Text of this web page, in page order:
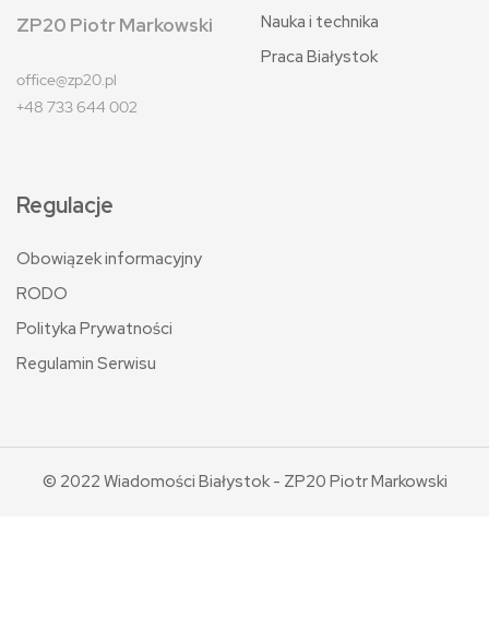
ZP20 Piotr Markowski
office@zp20.pl
+48 733 644 002
Nauka i technika
Praca Białystok
Regulacje
Obowiązek informacyjny
RODO
Polityka Prywatności
Regulamin Serwisu
© 2022 Wiadomości Białystok - ZP20 Piotr Markowski